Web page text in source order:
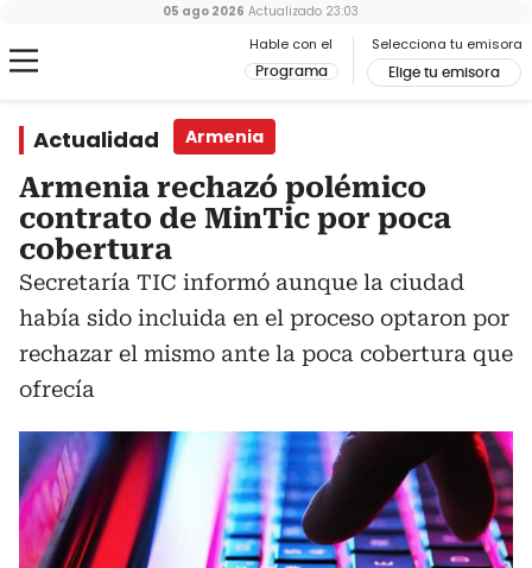
Hable con el
Programa
Selecciona tu emisora
Elige tu emisora
05 ago 2026 Actualizado 23:03
Actualidad Armenia
Armenia rechazó polémico
contrato de MinTic por poca
cobertura
Secretaría TIC informó aunque la ciudad
había sido incluida en el proceso optaron por
rechazar el mismo ante la poca cobertura que
ofrecía